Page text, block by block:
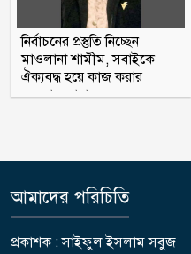
নির্বাচনের প্রস্তুতি নিচ্ছেন
মাওলানা শামীম, সবাইকে
ঐক্যবদ্ধ হয়ে কাজ করার
অহব্বান জানান
আমাদের পরিচিতি
প্রকাশক : সাইফুল ইসলাম সবুজ